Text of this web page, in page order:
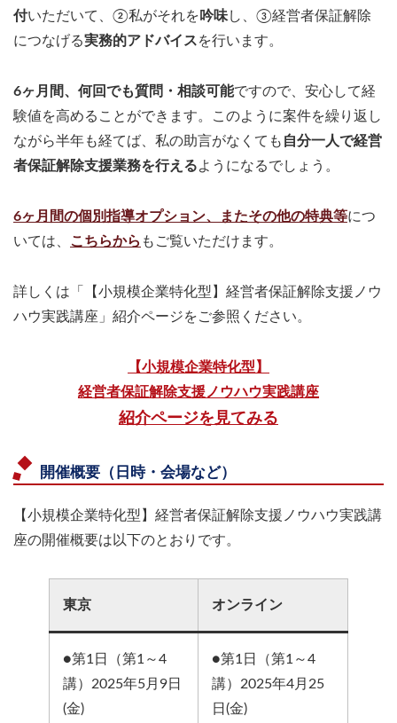
付いただいて、②私がそれを吟味し、③経営者保証解除
につなげる実務的アドバイスを行います。
6ヶ月間、何回でも質問・相談可能ですので、安心して経
験値を高めることができます。このように案件を繰り返し
ながら半年も経てば、私の助言がなくても 自分一人で経営
者保証解除支援業務を行えるようになるでしょう。
6ヶ月間の個別指導オプション、またその他の特典等につ
いては、
こちらから もご覧いただけます。
詳しくは「【小規模企業特化型】経営者保証解除支援ノウ
ハウ実践講座」紹介ページをご参照ください。
【小規模企業特化型】
経営者保証解除支援ノウハウ実践講座
紹介ページを見てみる
開催概要 （日時・会場など）
【小規模企業特化型】経営者保証解除支援ノウハウ実践講
座の開催概要は以下のとおりです。
東京 オンライン
●第1日（第1～4
講）2025年5月9日
(金)
●第1日（第1～4
講）2025年4月25
日(金)